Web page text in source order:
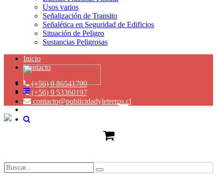
Usos varios
Señalización de Transito
Señalética en Seguridad de Edificios
Situación de Peligro
Sustancias Peligrosas
Inicio
Contacto
(+56) 9 86541799
(+56) 9 53360197
contacto@publicidadyletreros.cl